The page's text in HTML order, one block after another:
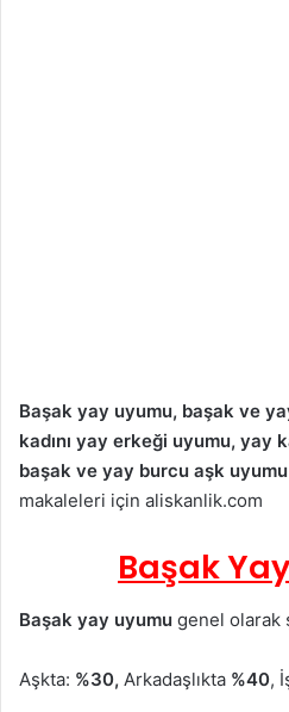
Başak yay uyumu, başak ve
kadını yay erkeği uyumu, yay
başak ve yay burcu aşk uyumu
makaleleri için aliskanlik.com
BaşakYay
Başak yay uyumu genel olarak
Aşkta: %30, Arkadaşlıkta %40,